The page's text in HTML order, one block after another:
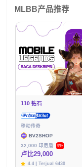
MLBB产品推荐
110 钻石
移动传奇
BV2SHOP
32,000 印尼盾
9%
卢比29,000
4.4 | Terjual 6430